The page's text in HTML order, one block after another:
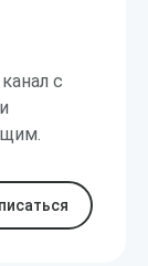
с